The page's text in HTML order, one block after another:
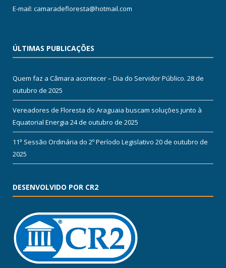
E-mail: camaradefloresta@hotmail.com
ÚLTIMAS PUBLICAÇÕES
Quem faz a Câmara acontecer – Dia do Servidor Público. 28 de
outubro de 2025
Vereadores de Floresta do Araguaia buscam soluções junto à
Equatorial Energia 24 de outubro de 2025
11ª Sessão Ordinária do 2º Período Legislativo 20 de outubro de
2025
DESENVOLVIDO POR CR2